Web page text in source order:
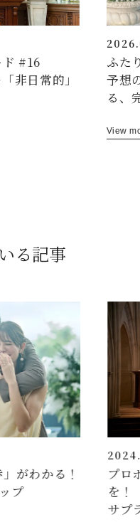
#16
非日常的」
ふた
予想
る、
View
る記事
がわかる！
プ
プロ
を！
サプ